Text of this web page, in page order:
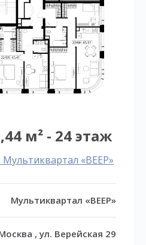
м² - 24 этаж
«ВЕЕР»
Мультиквартал «ВЕЕР»
, ул. Верейская 29